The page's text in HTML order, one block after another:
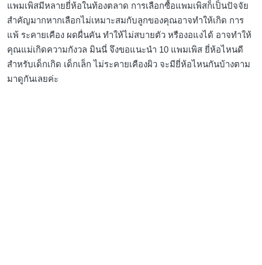
แพมเพิสมีหลายยี่ห้อในท้องตลาด การเลือกซื้อแพมเพิสก็เป็นปัจจัย
สำคัญมากหากเลือกไม่เหมาะสมกับลูกของคุณอาจทำให้เกิด การ
แพ้ ระคายเคือง ผดผื่นคัน ทำให้ไม่สบายตัว หรืองอแงได้ อาจทำให้
คุณแม่เกิดความกังวล มินนี่ จึงขอแนะนำ 10 แพมเพิส ยี่ห้อไหนดี
สำหรับเด็กเกิด เด็กเล็ก ไม่ระคายเคืองผิว จะมียี่ห้อไหนกันบ้างตาม
มาดูกันเลยค่ะ